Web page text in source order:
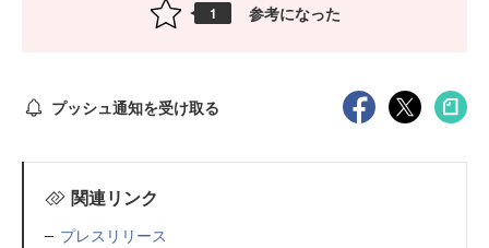
1 参考になった
プッシュ通知を受け取る
関連リンク
プレスリリース